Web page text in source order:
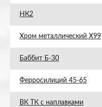
НК2
Хром металлический Х99
Баббит Б-30
Ферросилиций 45-65
ВК ТК с наплавками